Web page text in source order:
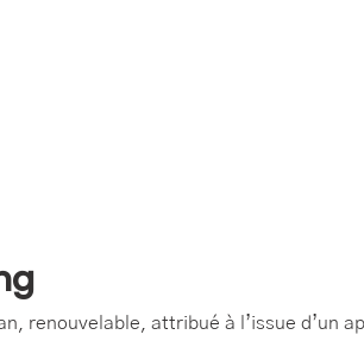
renouvelable, attribué à l’issue d’un